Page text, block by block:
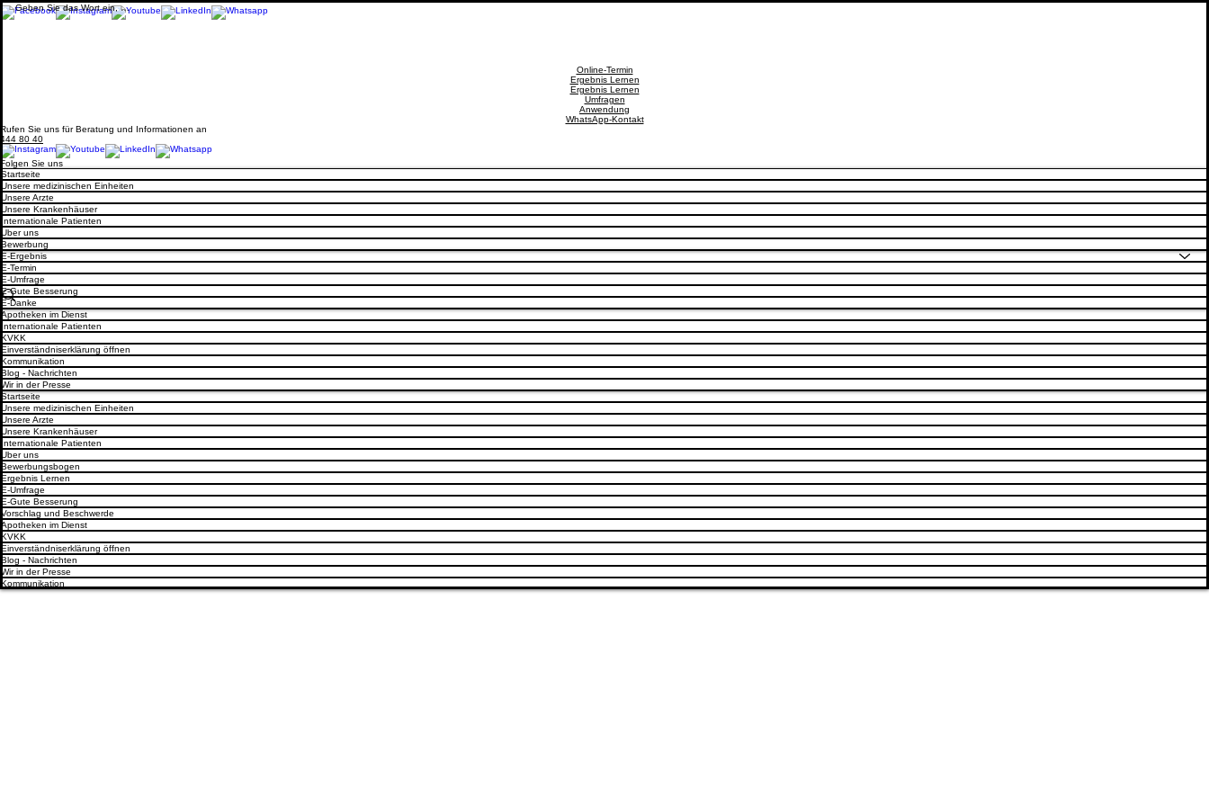
Online-Termin
Ergebnis Lernen
Ergebnis Lernen
Umfragen
Anwendung
WhatsApp-Kontakt
Rufen Sie uns für Beratung und Informationen an
444 80 40
Folgen Sie uns
Startseite
Unsere medizinischen Einheiten
Unsere Arzte
Unsere Krankenhäuser
Internationale Patienten
Uber uns
Bewerbung
E-Ergebnis
E-Termin
E-Umfrage
E-Gute Besserung
E-Danke
Apotheken im Dienst
Internationale Patienten
KVKK
Einverständniserklärung öffnen
Kommunikation
Blog - Nachrichten
Wir in der Presse
Startseite
Unsere medizinischen Einheiten
Unsere Arzte
Unsere Krankenhäuser
Internationale Patienten
Uber uns
Bewerbungsbogen
Ergebnis Lernen
E-Umfrage
E-Gute Besserung
Vorschlag und Beschwerde
Apotheken im Dienst
KVKK
Einverständniserklärung öffnen
Blog - Nachrichten
Wir in der Presse
Kommunikation